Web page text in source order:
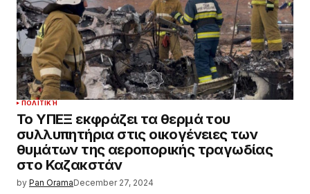
ΠΟΛΙΤΙΚΉ
Το ΥΠΕΞ εκφράζει τα θερμά του
συλλυπητήρια στις οικογένειες των
θυμάτων της αεροπορικής τραγωδίας
στο Καζακστάν
by Pan OramaDecember 27, 2024